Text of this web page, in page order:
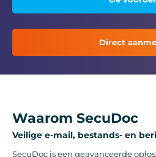
Direct
Waarom SecuDoc
Veilige e-mail, bestands- en
SecuDoc is een geavanceerde